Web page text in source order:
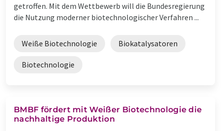
getroffen. Mit dem Wettbewerb will die Bundesregierung
die Nutzung moderner biotechnologischer Verfahren ...
Weiße Biotechnologie Biokatalysatoren
Biotechnologie
BMBF fördert mit Weißer Biotechnologie die
nachhaltige Produktion